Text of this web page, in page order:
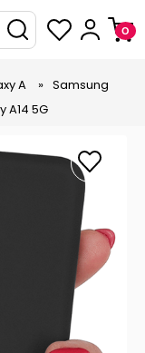
A » Samsung
A14 5G